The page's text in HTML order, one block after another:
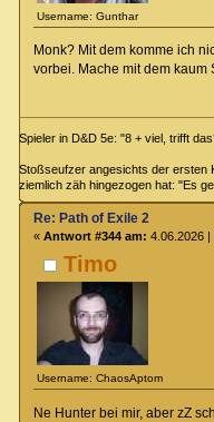
Username: Gunthar
Monk? Mit dem komme ich
vorbei. Mache mit dem kaum
Spieler in D&D 5e: "8 + viel, trifft
Stoßseufzer angesichts der ersten
ziemlich zäh hingezogen hat: "Es
Timo
Username: ChaosAptom
Re: Path of Exile 2
« Antwort #344 am: 4.06.2026 |
Ne Hunter bei mir, aber zZ